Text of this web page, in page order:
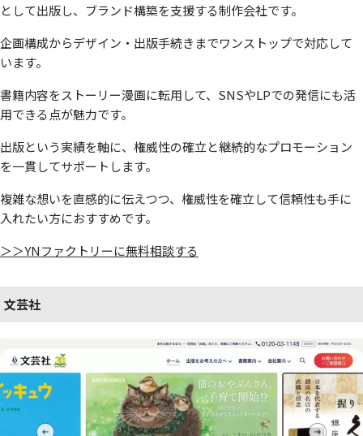
として出版し、ブランド構築を支援する制作会社です。
企画構成からデザイン・出版手続きまでワンストップで対応して
います。
書籍内容をストーリー漫画に転用して、SNSやLPでの発信にも活
用できる点が魅力です。
出版という実績を軸に、権威性の確立と継続的なプロモーション
を一貫してサポートします。
複雑な想いを直感的に伝えつつ、権威性を確立して信頼性も手に
入れたい方におすすめです。
＞＞YNファクトリーに無料相談する
文芸社